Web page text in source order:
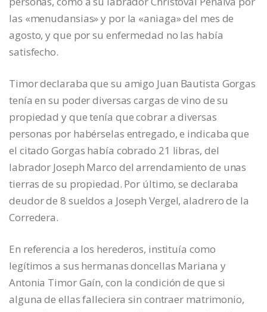
las «menudansias» y por la «aniaga» del mes de
agosto, y que por su enfermedad no las había
satisfecho.
Timor declaraba que su amigo Juan Bautista Gorgas
tenía en su poder diversas cargas de vino de su
propiedad y que tenía que cobrar a diversas
personas por habérselas entregado, e indicaba que
el citado Gorgas había cobrado 21 libras, del
labrador Joseph Marco del arrendamiento de unas
tierras de su propiedad. Por último, se declaraba
deudor de 8 sueldos a Joseph Vergel, aladrero de la
Corredera.
En referencia a los herederos, instituía como
legítimos a sus hermanas doncellas Mariana y
Antonia Timor Gaín, con la condición de que si
alguna de ellas falleciera sin contraer matrimonio,